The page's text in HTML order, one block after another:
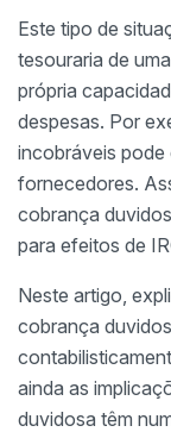
Este tipo de
tesouraria de
própria
despesas. Por
incobráveis
fornecedores.
cobrança
para efeitos de
Neste artigo,
cobrança
ainda as
duvidosa têm